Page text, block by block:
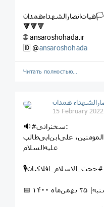
هیات‌انصارالشهداءهمدان🏳
🔻🔻🔻
🌐 ansaroshohada.ir
🆔 @ansaroshohada
Читать полностью…
همدان
15 February
🔉#سخنرانی:
علی‌ابن‌ابی‌طالب
علیه‌السلام
#حجت_الاسلام_افلاکیان
۱۴۰۰